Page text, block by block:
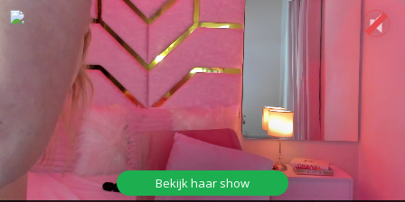
Bekijk haar show